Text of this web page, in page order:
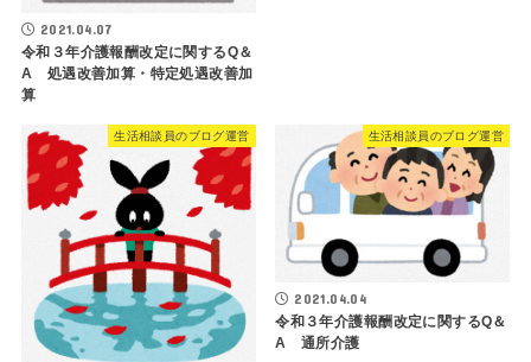
2021.04.07
令和３年介護報酬改定に関するQ＆
A 処遇改善加算・特定処遇改善加
算
生活相談員のブログ運営 生活相談員のブログ運営
2021.04.04
令和３年介護報酬改定に関するQ＆
A 通所介護